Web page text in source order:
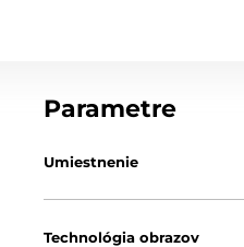
Parametre
Umiestnenie
Technológia obrazov